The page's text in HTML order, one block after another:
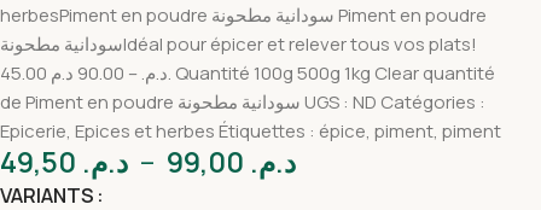
herbesPiment en poudre سودانية مطحونة Piment en poudre
سودانية مطحونةIdéal pour épicer et relever tous vos plats!
45.00 د.م. – 90.00 د.م. Quantité 100g 500g 1kg Clear quantité
de Piment en poudre سودانية مطحونة UGS : ND Catégories :
Epicerie, Epices et herbes Étiquettes : épice, piment, piment
د.م. – د.م.
VARIANTS